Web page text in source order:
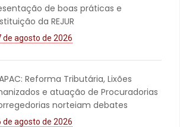
de boas práticas e
da REJUR
de agosto de 2026
Reforma Tributária, Lixões
e atuação de Procuradorias
norteiam debates
de agosto de 2026